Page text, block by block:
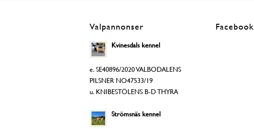
Valpannonser
Kvinesdals kennel
e. SE40896/2020 VALBODALENS
PILSNER NO47533/19
u. KNIBESTÖLENS B-D THYRA
Strömsnäs kennel
Facebook